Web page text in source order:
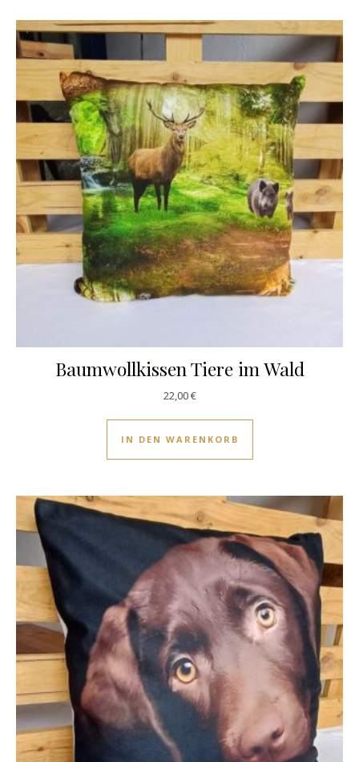
Baumwollkissen Tiere im Wald
22,00€
IN DEN WARENKORB